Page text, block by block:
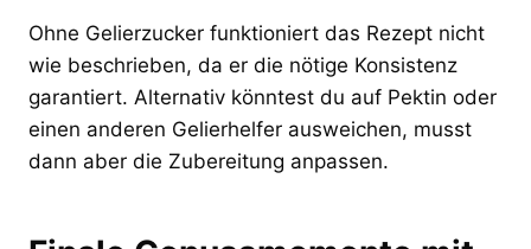
Ohne Gelierzucker funktioniert das Rezept nicht
wie beschrieben, da er die nötige Konsistenz
garantiert. Alternativ könntest du auf Pektin oder
einen anderen Gelierhelfer ausweichen, musst
dann aber die Zubereitung anpassen.